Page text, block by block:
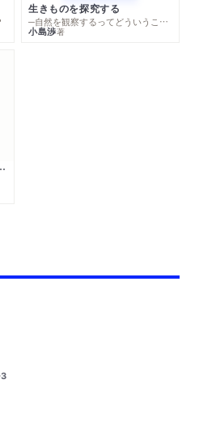
生きものを探究する
─自然を観察するってどういうこと？
小島渉著
ー創作入門